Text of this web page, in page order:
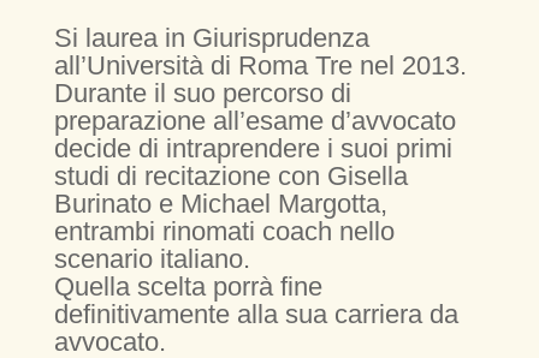
Si laurea in Giurisprudenza
all’Università di Roma Tre nel 2013.
Durante il suo percorso di
preparazione all’esame d’avvocato
decide di intraprendere i suoi primi
studi di recitazione con Gisella
Burinato e Michael Margotta,
entrambi rinomati coach nello
scenario italiano.
Quella scelta porrà fine
definitivamente alla sua carriera da
avvocato.